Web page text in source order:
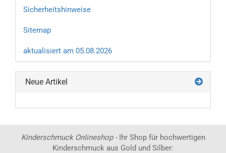
Sicherheitshinweise
Sitemap
aktualisiert am 05.08.2026
Neue Artikel
Kinderschmuck Onlineshop - Ihr Shop für hochwertigen
Kinderschmuck aus Gold und Silber: